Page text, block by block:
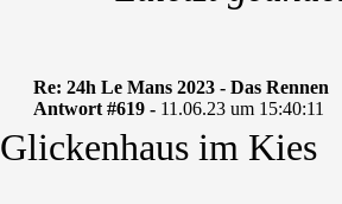
Re: 24h Le Mans 2023 - Das Rennen
Antwort #619 - 11.06.23 um 15:40:11
Glickenhaus im Kies